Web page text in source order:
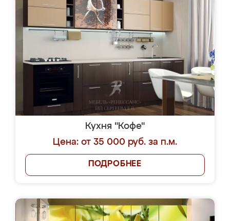
Кухня "Кофе"
Цена: от 35 000 руб. за п.м.
ПОДРОБНЕЕ